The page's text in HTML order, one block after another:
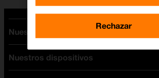
Nuestras tarifas
Tarifas Orange
Tarifas fibra y móvil
Nuestros dispositivos
Rechazar